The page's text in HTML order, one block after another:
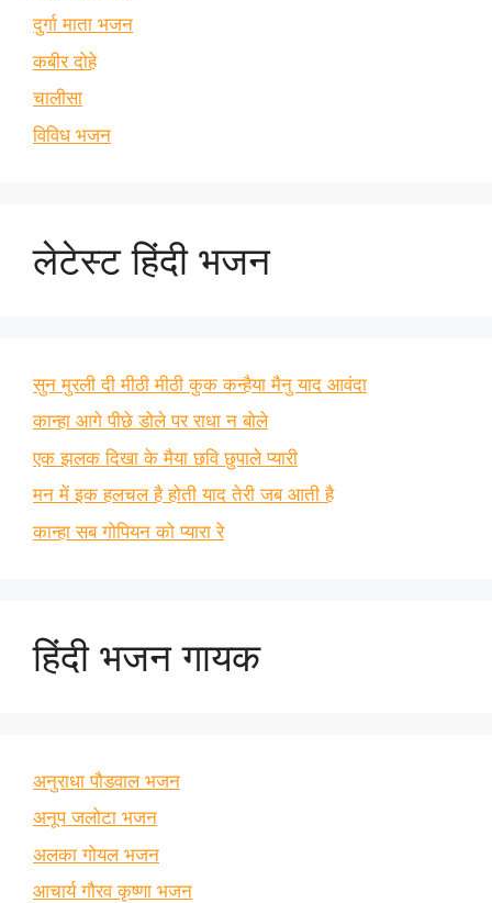
दुर्गा माता भजन
कबीर दोहे
चालीसा
विविध भजन
लेटेस्ट हिंदी भजन
सुन मुरली दी मीठी मीठी कुक कन्हैया मैनु याद आवंदा
कान्हा आगे पीछे डोले पर राधा न बोले
एक झलक दिखा के मैया छवि छुपाले प्यारी
मन में इक हलचल है होती याद तेरी जब आती है
कान्हा सब गोपियन को प्यारा रे
हिंदी भजन गायक
अनुराधा पौडवाल भजन
अनूप जलोटा भजन
अलका गोयल भजन
आचार्य गौरव कृष्णा भजन